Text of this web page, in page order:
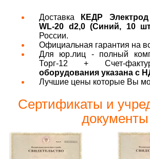
Доставка
КЕДР
WL-20 d2,0 (Синий, 10
России.
Официальная гарантия на
Для юр.лиц - полный
Торг-12 + Счет-
оборудования указана с
Лучшие цены которые Вы
Сертификаты и
документы